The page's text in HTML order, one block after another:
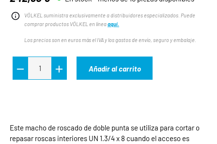
Precio normal:
VÖLKEL suministra exclusivamente a distribuidores especializados. Puede
comprar productos VÖLKEL en líneaaquí.
Los precios son en euros más el IVA y los gastos de envío, seguro y embalaje.
Añadir al carrito
Este macho de roscado de doble punta se utiliza para cortar o
repasar roscas interiores UN 1.3/4 x 8 cuando el acceso es